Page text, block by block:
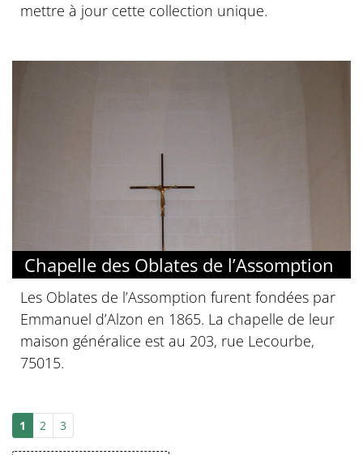
mettre à jour cette collection unique.
Chapelle des Oblates de l’Assomption
Les Oblates de l’Assomption furent fondées par
Emmanuel d’Alzon en 1865. La chapelle de leur
maison généralice est au 203, rue Lecourbe,
75015.
1 2 3